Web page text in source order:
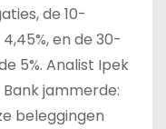
de 10-
en de 30-
5%. Analist Ipek
jammerde:
beleggingen